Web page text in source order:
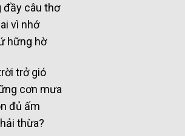
đầy câu thơ
vì nhớ
hững hờ
trở gió
cơn mưa
đủ ấm
thừa?